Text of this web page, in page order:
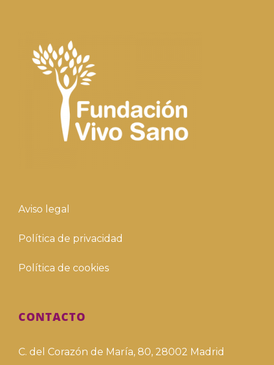
Aviso legal
Política de privacidad
Política de cookies
CONTACTO
C. del Corazón de María, 80, 28002 Madrid